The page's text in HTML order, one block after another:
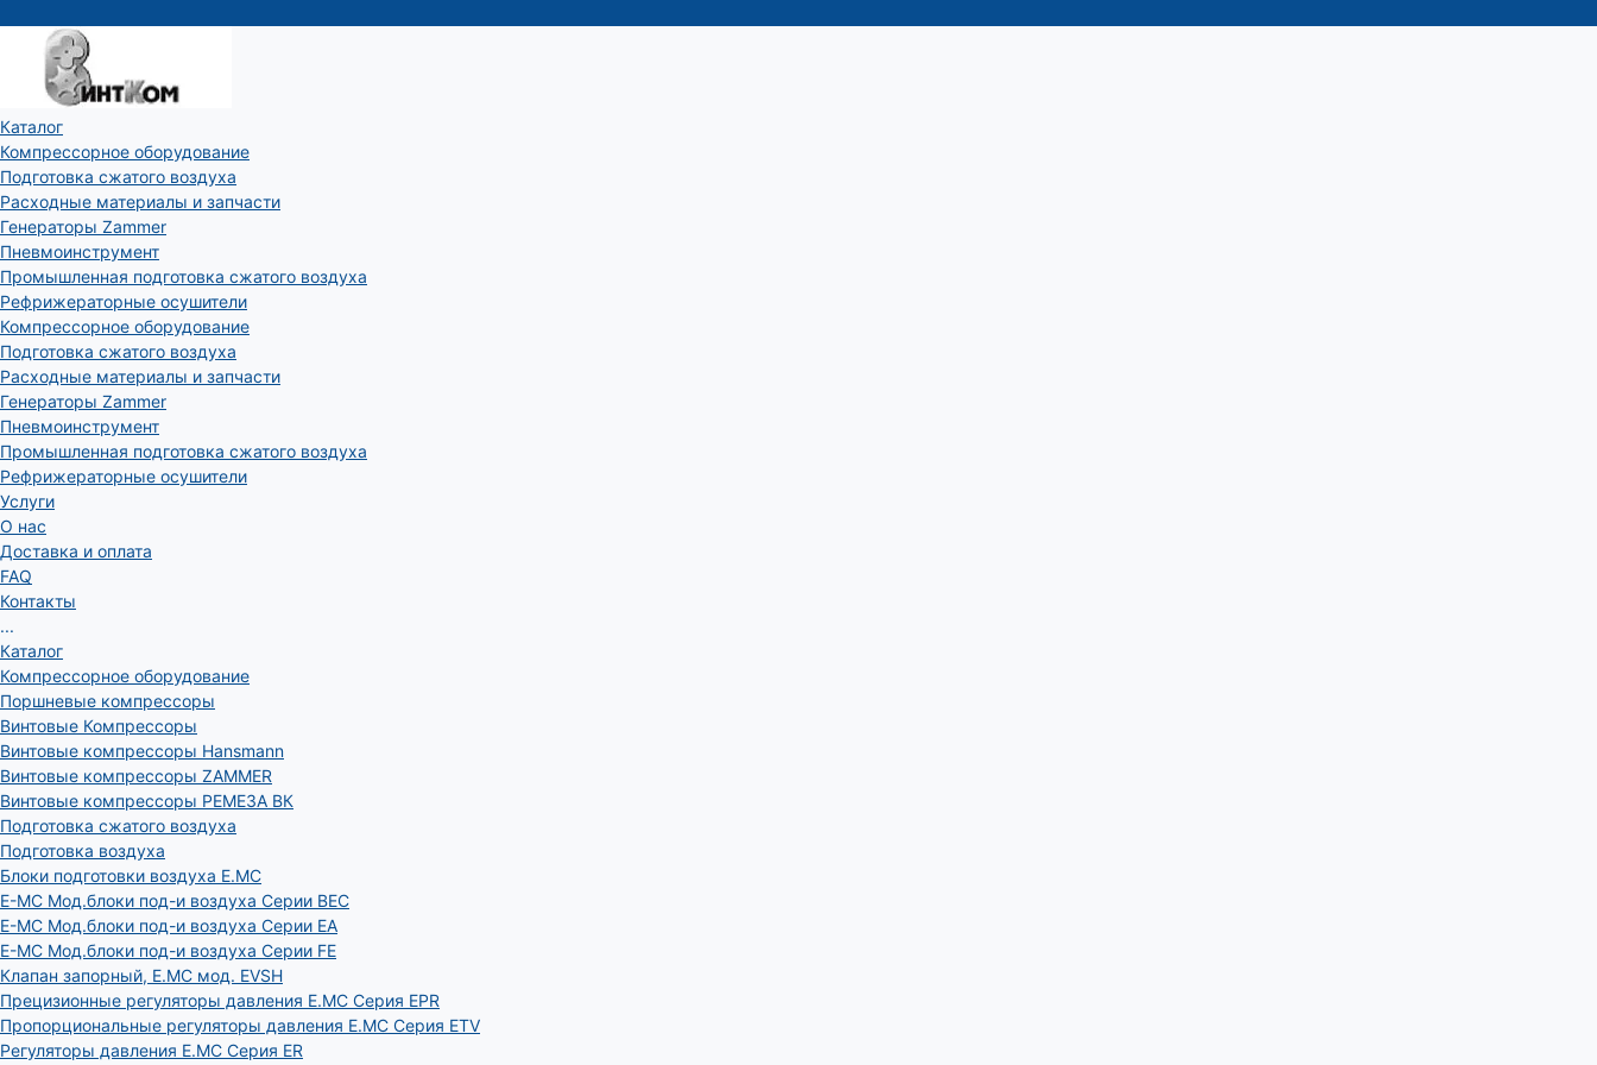
Каталог
Компрессорное оборудование
Подготовка сжатого воздуха
Расходные материалы и запчасти
Генераторы Zammer
Пневмоинструмент
Промышленная подготовка сжатого воздуха
Рефрижераторные осушители
Компрессорное оборудование
Подготовка сжатого воздуха
Расходные материалы и запчасти
Генераторы Zammer
Пневмоинструмент
Промышленная подготовка сжатого воздуха
Рефрижераторные осушители
Услуги
О нас
Доставка и оплата
FAQ
Контакты
...
Каталог
Компрессорное оборудование
Поршневые компрессоры
Винтовые Компрессоры
Винтовые компрессоры Hansmann
Винтовые компрессоры ZAMMER
Винтовые компрессоры РЕМЕЗА ВК
Подготовка сжатого воздуха
Подготовка воздуха
Блоки подготовки воздуха E.MC
E-MC Мод.блоки под-и воздуха Серии BEC
E-MC Мод.блоки под-и воздуха Серии EA
E-MC Мод.блоки под-и воздуха Серии FE
Клапан запорный, E.MC мод. EVSH
Прецизионные регуляторы давления E.MC Серия EPR
Пропорциональные регуляторы давления E.MC Серия ETV
Регуляторы давления E.MC Серия ER